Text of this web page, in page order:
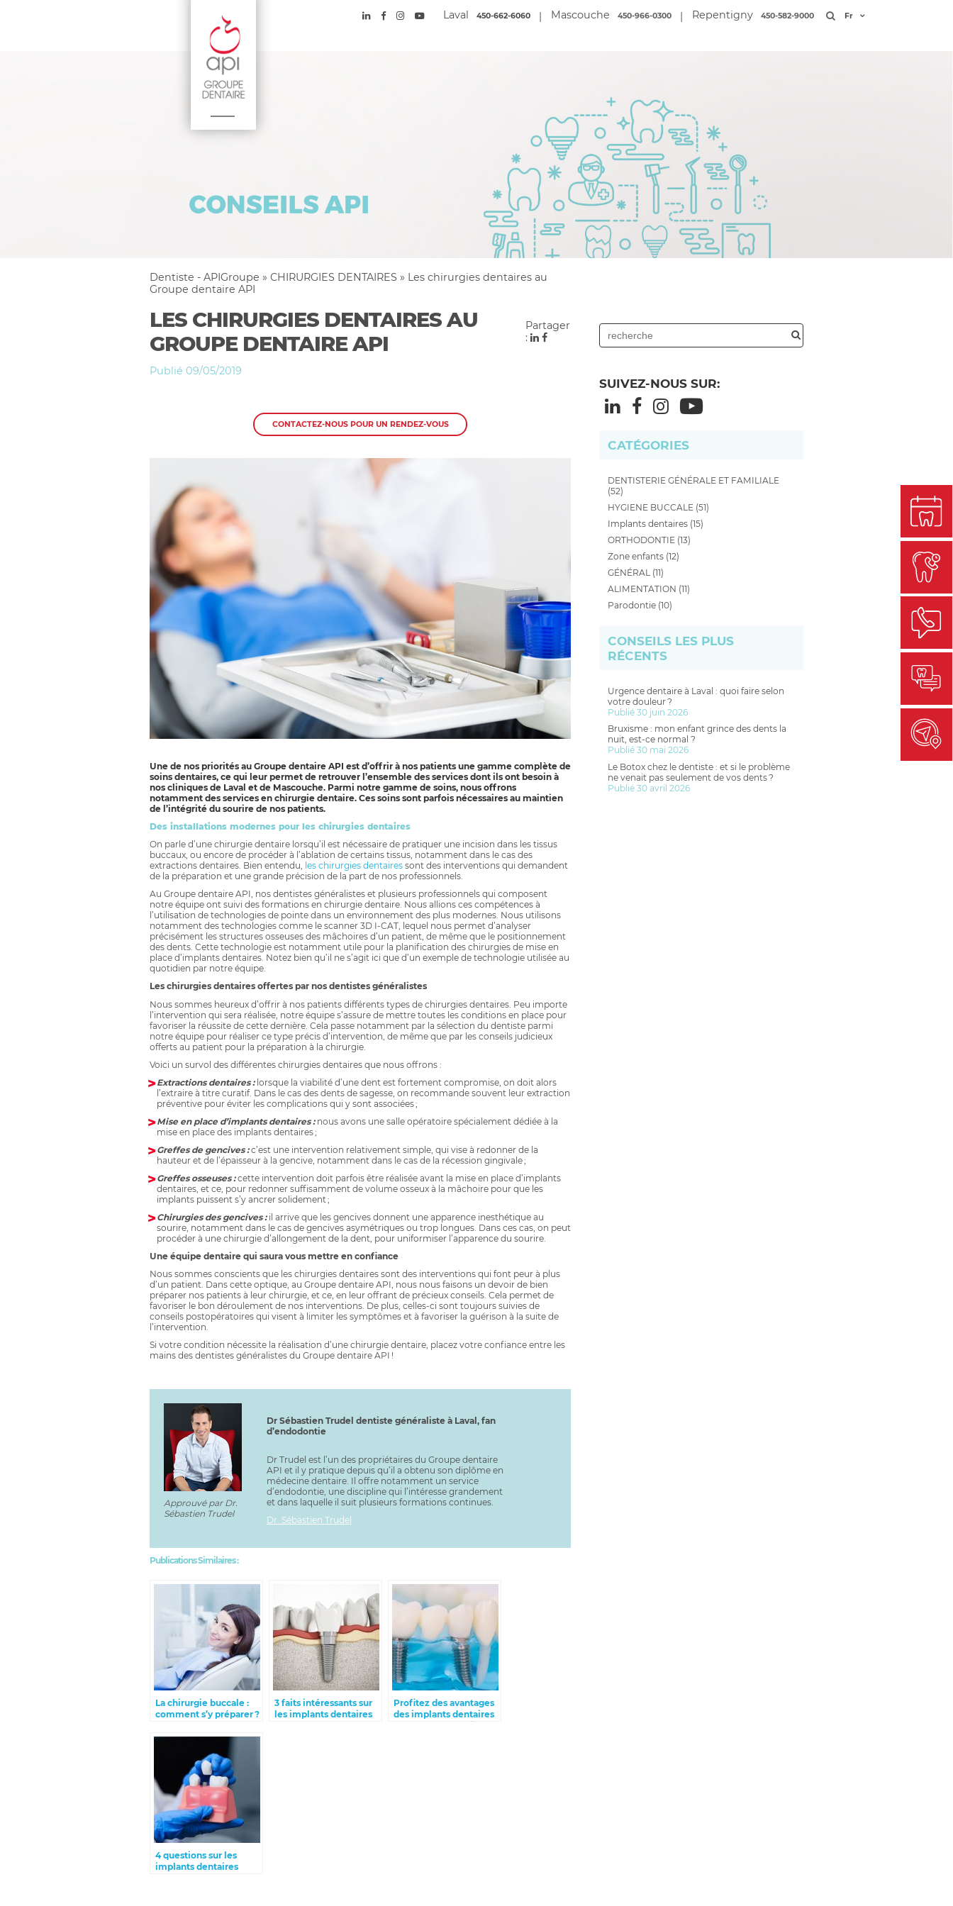
Laval 450-662-6060 | Mascouche 450-966-0300 | Repentigny 450-582-9000 Fr
Dentiste - APIGroupe » CHIRURGIES DENTAIRES » Les chirurgies dentaires au
Groupe dentaire API
LES CHIRURGIES DENTAIRES AU
GROUPE DENTAIRE API
Partager
:
Publié 09/05/2019
CONTACTEZ-NOUS POUR UN RENDEZ-VOUS
Une de nos priorités au Groupe dentaire API est d’offrir à nos patients une gamme complète de
soins dentaires, ce qui leur permet de retrouver l’ensemble des services dont ils ont besoin à
nos cliniques de Laval et de Mascouche. Parmi notre gamme de soins, nous offrons
notamment des services en chirurgie dentaire. Ces soins sont parfois nécessaires au maintien
de l’intégrité du sourire de nos patients.
Des installations modernes pour les chirurgies dentaires
On parle d’une chirurgie dentaire lorsqu’il est nécessaire de pratiquer une incision dans les tissus
buccaux, ou encore de procéder à l’ablation de certains tissus, notamment dans le cas des
extractions dentaires. Bien entendu, les chirurgies dentaires sont des interventions qui demandent
de la préparation et une grande précision de la part de nos professionnels.
Au Groupe dentaire API, nos dentistes généralistes et plusieurs professionnels qui composent
notre équipe ont suivi des formations en chirurgie dentaire. Nous allions ces compétences à
l’utilisation de technologies de pointe dans un environnement des plus modernes. Nous utilisons
notamment des technologies comme le scanner 3D I-CAT, lequel nous permet d’analyser
précisément les structures osseuses des mâchoires d’un patient, de même que le positionnement
des dents. Cette technologie est notamment utile pour la planification des chirurgies de mise en
place d’implants dentaires. Notez bien qu’il ne s’agit ici que d’un exemple de technologie utilisée au
quotidien par notre équipe.
Les chirurgies dentaires offertes par nos dentistes généralistes
Nous sommes heureux d’offrir à nos patients différents types de chirurgies dentaires. Peu importe
l’intervention qui sera réalisée, notre équipe s’assure de mettre toutes les conditions en place pour
favoriser la réussite de cette dernière. Cela passe notamment par la sélection du dentiste parmi
notre équipe pour réaliser ce type précis d’intervention, de même que par les conseils judicieux
offerts au patient pour la préparation à la chirurgie.
Voici un survol des différentes chirurgies dentaires que nous offrons :
Extractions dentaires : lorsque la viabilité d’une dent est fortement compromise, on doit alors
l’extraire à titre curatif. Dans le cas des dents de sagesse, on recommande souvent leur extraction
préventive pour éviter les complications qui y sont associées ;
Mise en place d’implants dentaires :nous avons une salle opératoire spécialement dédiée à la
mise en place des implants dentaires ;
Greffes de gencives :c’est une intervention relativement simple, qui vise à redonner de la
hauteur et de l’épaisseur à la gencive, notamment dans le cas de la récession gingivale ;
Greffes osseuses :cette intervention doit parfois être réalisée avant la mise en place d’implants
dentaires, et ce, pour redonner suffisamment de volume osseux à la mâchoire pour que les
implants puissent s’y ancrer solidement ;
Chirurgies des gencives : il arrive que les gencives donnent une apparence inesthétique au
sourire, notamment dans le cas de gencives asymétriques ou trop longues. Dans ces cas, on peut
procéder à une chirurgie d’allongement de la dent, pour uniformiser l’apparence du sourire.
Une équipe dentaire qui saura vous mettre en confiance
Nous sommes conscients que les chirurgies dentaires sont des interventions qui font peur à plus
d’un patient. Dans cette optique, au Groupe dentaire API, nous nous faisons un devoir de bien
préparer nos patients à leur chirurgie, et ce, en leur offrant de précieux conseils. Cela permet de
favoriser le bon déroulement de nos interventions. De plus, celles-ci sont toujours suivies de
conseils postopératoires qui visent à limiter les symptômes et à favoriser la guérison à la suite de
l’intervention.
Si votre condition nécessite la réalisation d’une chirurgie dentaire, placez votre confiance entre les
mains des dentistes généralistes du Groupe dentaire API !
Approuvé par Dr.
Sébastien Trudel
Dr Sébastien Trudel dentiste généraliste à Laval, fan
d’endodontie
Dr Trudel est l’un des propriétaires du Groupe dentaire
API et il y pratique depuis qu’il a obtenu son diplôme en
médecine dentaire. Il offre notamment un service
d’endodontie, une discipline qui l’intéresse grandement
et dans laquelle il suit plusieurs formations continues.
Dr. Sébastien Trudel
Publications Similaires :
La chirurgie buccale :
comment s’y préparer ?
3 faits intéressants sur
les implants dentaires
Profitez des avantages
des implants dentaires
grâce à notre équipe
4 questions sur les
implants dentaires
SUIVEZ-NOUS SUR:
CATÉGORIES
DENTISTERIE GÉNÉRALE ET FAMILIALE
(52)
HYGIENE BUCCALE (51)
Implants dentaires (15)
ORTHODONTIE (13)
Zone enfants (12)
GÉNÉRAL (11)
ALIMENTATION (11)
Parodontie (10)
CONSEILS LES PLUS
RÉCENTS
Urgence dentaire à Laval : quoi faire selon
votre douleur ?
Publié 30 juin 2026
Bruxisme : mon enfant grince des dents la
nuit, est-ce normal ?
Publié 30 mai 2026
Le Botox chez le dentiste : et si le problème
ne venait pas seulement de vos dents ?
Publié 30 avril 2026